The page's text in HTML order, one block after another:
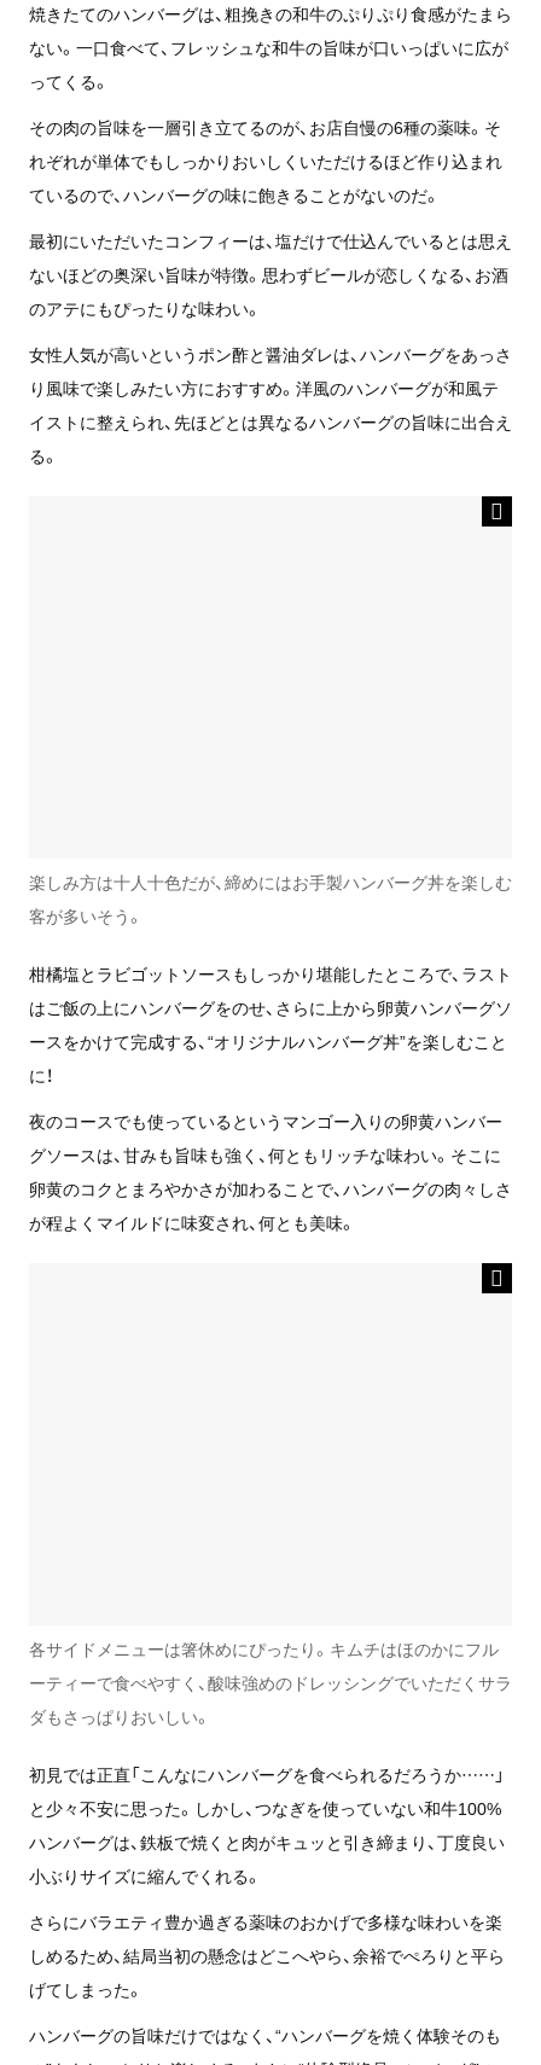
焼きたてのハンバーグは、粗挽きの和牛のぷりぷり食感がたまら
ない。一口食べて、フレッシュな和牛の旨味が口いっぱいに広が
ってくる。
その肉の旨味を一層引き立てるのが、お店自慢の6種の薬味。そ
れぞれが単体でもしっかりおいしくいただけるほど作り込まれ
ているので、ハンバーグの味に飽きることがないのだ。
最初にいただいたコンフィーは、塩だけで仕込んでいるとは思え
ないほどの奥深い旨味が特徴。思わずビールが恋しくなる、お酒
のアテにもぴったりな味わい。
女性人気が高いというポン酢と醤油ダレは、ハンバーグをあっさ
り風味で楽しみたい方におすすめ。洋風のハンバーグが和風テ
イストに整えられ、先ほどとは異なるハンバーグの旨味に出合え
る。
楽しみ方は十人十色だが、締めにはお手製ハンバーグ丼を楽しむ
客が多いそう。
柑橘塩とラビゴットソースもしっかり堪能したところで、ラスト
はご飯の上にハンバーグをのせ、さらに上から卵黄ハンバーグソ
ースをかけて完成する、“オリジナルハンバーグ丼”を楽しむこと
に！
夜のコースでも使っているというマンゴー入りの卵黄ハンバー
グソースは、甘みも旨味も強く、何ともリッチな味わい。そこに
卵黄のコクとまろやかさが加わることで、ハンバーグの肉々しさ
が程よくマイルドに味変され、何とも美味。
各サイドメニューは箸休めにぴったり。キムチはほのかにフル
ーティーで食べやすく、酸味強めのドレッシングでいただくサラ
ダもさっぱりおいしい。
初見では正直「こんなにハンバーグを食べられるだろうか……」
と少々不安に思った。しかし、つなぎを使っていない和牛100%
ハンバーグは、鉄板で焼くと肉がキュッと引き締まり、丁度良い
小ぶりサイズに縮んでくれる。
さらにバラエティ豊か過ぎる薬味のおかげで多様な味わいを楽
しめるため、結局当初の懸念はどこへやら、余裕でぺろりと平ら
げてしまった。
ハンバーグの旨味だけではなく、“ハンバーグを焼く体験そのも